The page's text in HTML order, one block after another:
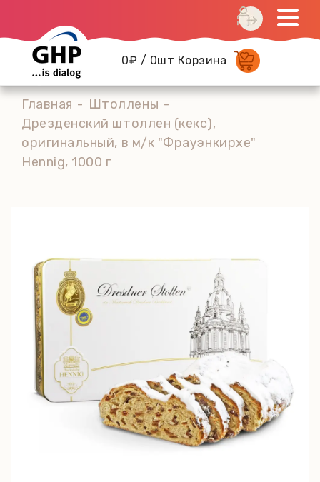
0₽ / 0шт Корзина
Главная
Штоллены
Дрезденский штоллен (кекс),
оригинальный, в м/к "Фрауэнкирхе"
Hennig, 1000 г